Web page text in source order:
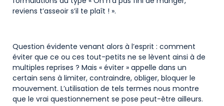
reviens t’asseoir s’il te plaît ! ».
Question évidente venant alors à l’esprit : comment
éviter que ce ou ces tout-petits ne se lèvent ainsi à de
multiples reprises ? Mais « éviter » appelle dans un
certain sens à limiter, contraindre, obliger, bloquer le
mouvement. L’utilisation de tels termes nous montre
que le vrai questionnement se pose peut-être ailleurs.